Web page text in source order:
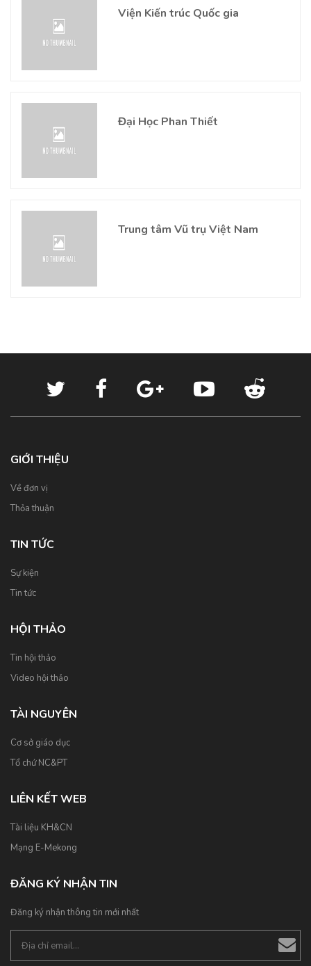
Viện Kiến trúc Quốc gia
Đại Học Phan Thiết
Trung tâm Vũ trụ Việt Nam
GIỚI THIỆU
Về đơn vị
Thỏa thuận
TIN TỨC
Sự kiện
Tin tức
HỘI THẢO
Tin hội thảo
Video hội thảo
TÀI NGUYÊN
Cơ sở giáo dục
Tổ chứ NC&PT
LIÊN KẾT WEB
Tài liệu KH&CN
Mạng E-Mekong
ĐĂNG KÝ NHẬN TIN
Đăng ký nhận thông tin mới nhất